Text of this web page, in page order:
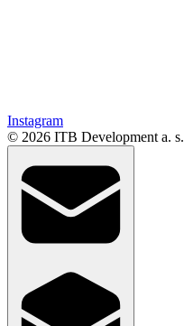
Instagram
© 2026 ITB Development a. s.